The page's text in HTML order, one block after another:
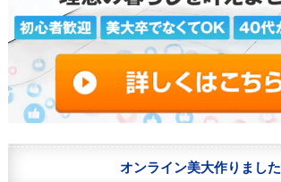
オンライン美大作りました